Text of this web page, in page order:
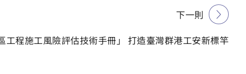
下一則
工程施工風險評估技術手冊」 打造臺灣群港工安新標竿